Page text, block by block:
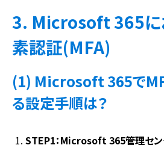
3. Microsoft 365に
素認証(MFA)
(1) Microsoft 365で
る設定手順は？
STEP1：Microsoft 365管理セン